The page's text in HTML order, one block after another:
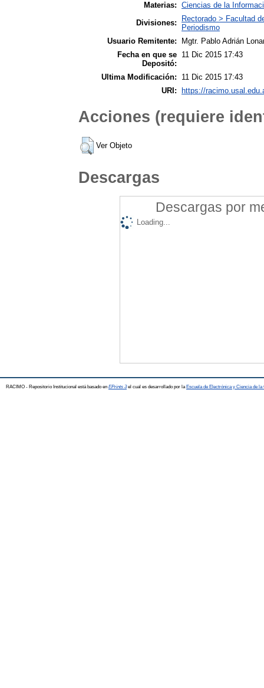
Materias: Ciencias de la
Divisiones:
Rectorado > Facultad
Periodismo
Usuario Remitente:
Mgtr. Pablo Adrián
Fecha en que se
Depositó:
11 Dic 2015 17:43
Ultima Modificación:
11 Dic 2015 17:43
URI:
https://
Acciones (requiere
Ver Objeto
Descargas
Descargas por
Loading...
RACIMO - Repositorio Institucional está basado en EPrints 3el cual es desarrollado por la Escuela de Electrónica y Ciencia de la